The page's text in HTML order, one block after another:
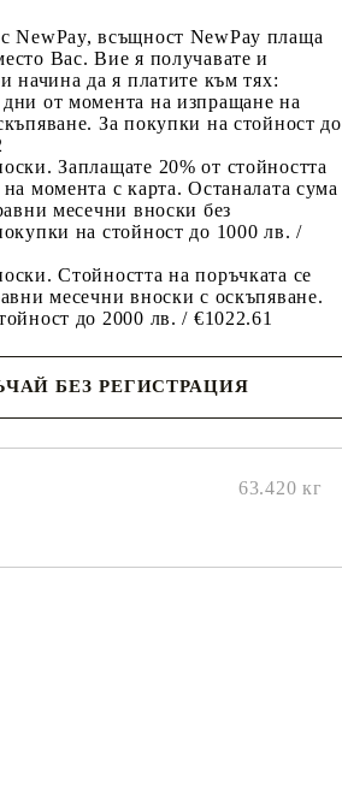
NewPay, всъщност NewPay плаща
Вас. Вие я получавате и
начина да я платите към тях:
от момента на изпращане на
За покупки на стойност до
Заплащате 20% от стойността
момента с карта. Останалата сума
месечни вноски без
на стойност до 1000 лв. /
Стойността на поръчката се
месечни вноски с оскъпяване.
до 2000 лв. / €1022.61
БЕЗ РЕГИСТРАЦИЯ
63.420 кг